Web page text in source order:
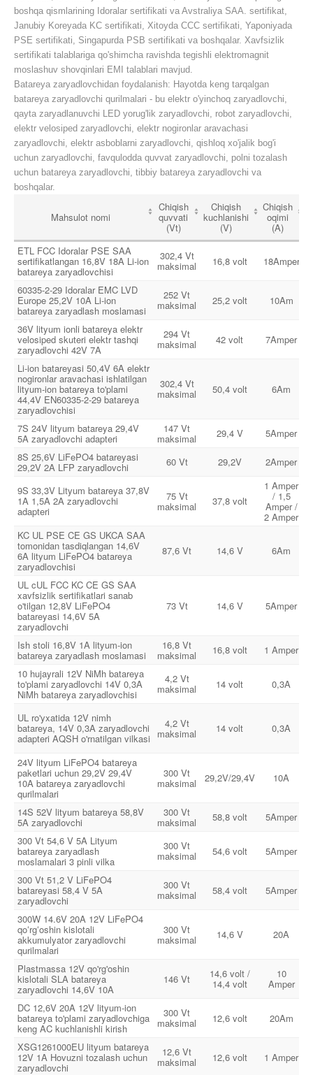
boshqa qismlarining Idoralar sertifikati va Avstraliya SAA. sertifikat,
Janubiy Koreyada KC sertifikati, Xitoyda CCC sertifikati, Yaponiyada
PSE sertifikati, Singapurda PSB sertifikati va boshqalar. Xavfsizlik
sertifikati talablariga qo'shimcha ravishda tegishli elektromagnit
moslashuv shovqinlari EMI talablari mavjud.
Batareya zaryadlovchidan foydalanish: Hayotda keng tarqalgan
batareya zaryadlovchi qurilmalari - bu elektr o'yinchoq zaryadlovchi,
qayta zaryadlanuvchi LED yorug'lik zaryadlovchi, robot zaryadlovchi,
elektr velosiped zaryadlovchi, elektr nogironlar aravachasi
zaryadlovchi, elektr asboblarni zaryadlovchi, qishloq xo'jalik bog'i
uchun zaryadlovchi, favqulodda quvvat zaryadlovchi, polni tozalash
uchun batareya zaryadlovchi, tibbiy batareya zaryadlovchi va
boshqalar.
Mahsulot nomi
Chiqish
quvvati
(Vt)
Chiqish
kuchlanishi
(V)
Chiqish
oqimi
(A)
ETL FCC Idoralar PSE SAA
sertifikatlangan 16,8V 18A Li-ion
batareya zaryadlovchisi
302,4 Vt
maksimal 16,8 volt 18Amper
60335-2-29 Idoralar EMC LVD
Europe 25,2V 10A Li-ion
batareya zaryadlash moslamasi
252 Vt
maksimal 25,2 volt 10Am
36V lityum ionli batareya elektr
velosiped skuteri elektr tashqi
zaryadlovchi 42V 7A
294 Vt
maksimal 42 volt 7Amper
Li-ion batareyasi 50,4V 6A elektr
nogironlar aravachasi ishlatilgan
lityum-ion batareya to'plami
44,4V EN60335-2-29 batareya
zaryadlovchisi
302,4 Vt
maksimal 50,4 volt 6Am
7S 24V lityum batareya 29,4V
5A zaryadlovchi adapteri
147 Vt
maksimal 29,4 V 5Amper
8S 25,6V LiFePO4 batareyasi
29,2V 2A LFP zaryadlovchi 60 Vt 29,2V 2Amper
9S 33,3V Lityum batareya 37,8V
1A 1,5A 2A zaryadlovchi
adapteri
75 Vt
maksimal 37,8 volt
1 Amper
/ 1,5
Amper /
2 Amper
KC UL PSE CE GS UKCA SAA
tomonidan tasdiqlangan 14,6V
6A lityum LiFePO4 batareya
zaryadlovchisi
87,6 Vt 14,6 V 6Am
UL cUL FCC KC CE GS SAA
xavfsizlik sertifikatlari sanab
o'tilgan 12,8V LiFePO4
batareyasi 14,6V 5A
zaryadlovchi
73 Vt 14,6 V 5Amper
Ish stoli 16,8V 1A lityum-ion
batareya zaryadlash moslamasi
16,8 Vt
maksimal 16,8 volt 1 Amper
10 hujayrali 12V NiMh batareya
to'plami zaryadlovchi 14V 0,3A
NiMh batareya zaryadlovchisi
4,2 Vt
maksimal 14 volt 0,3A
UL ro'yxatida 12V nimh
batareya, 14V 0,3A zaryadlovchi
adapteri AQSH o'rnatilgan vilkasi
4,2 Vt
maksimal 14 volt 0,3A
24V lityum LiFePO4 batareya
paketlari uchun 29,2V 29,4V
10A batareya zaryadlovchi
qurilmalari
300 Vt
maksimal 29,2V/29,4V 10A
14S 52V lityum batareya 58,8V
5A zaryadlovchi
300 Vt
maksimal 58,8 volt 5Amper
300 Vt 54,6 V 5A Lityum
batareya zaryadlash
moslamalari 3 pinli vilka
300 Vt
maksimal 54,6 volt 5Amper
300 Vt 51,2 V LiFePO4
batareyasi 58,4 V 5A
zaryadlovchi
300 Vt
maksimal 58,4 volt 5Amper
300W 14.6V 20A 12V LiFePO4
qoʻrgʻoshin kislotali
akkumulyator zaryadlovchi
qurilmalari
300 Vt
maksimal 14,6 V 20A
Plastmassa 12V qo'rg'oshin
kislotali SLA batareya
zaryadlovchi 14,6V 10A
146 Vt 14,6 volt /
14,4 volt
10
Amper
DC 12,6V 20A 12V lityum-ion
batareya to'plami zaryadlovchiga
keng AC kuchlanishli kirish
300 Vt
maksimal 12,6 volt 20Am
XSG1261000EU lityum batareya
12V 1A Hovuzni tozalash uchun
zaryadlovchi
12,6 Vt
maksimal 12,6 volt 1 Amper